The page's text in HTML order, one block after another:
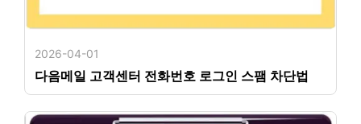
2026-04-01
다음메일 고객센터 전화번호 로그인 스팸 차단법